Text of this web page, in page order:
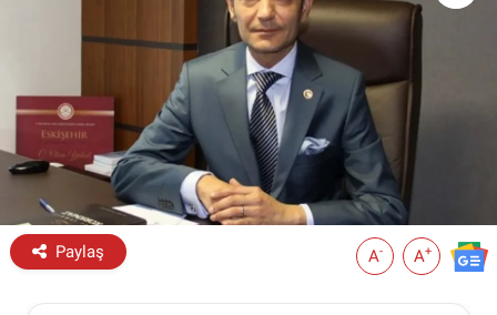
Paylaş A- A+
Eskişehir Haber İçerikleri
Eskişehir Hava Durumu
Eskişehir Tramvay Saatleri
Eskişehir Otobüs Saatleri